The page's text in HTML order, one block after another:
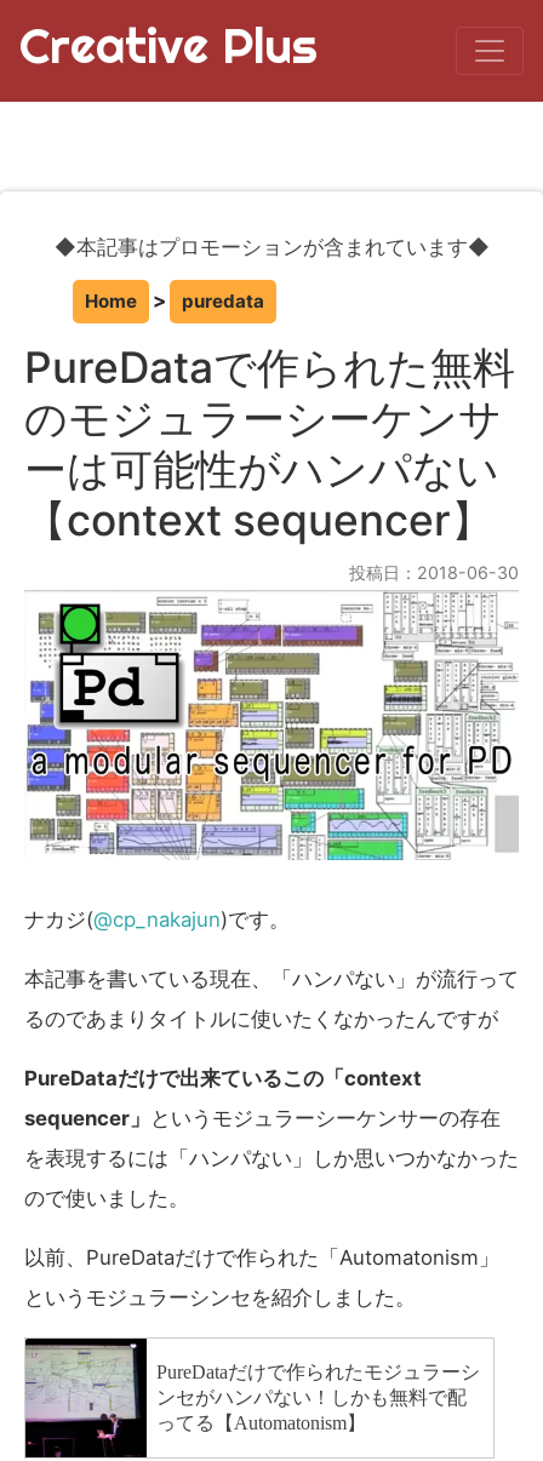
Creative Plus
◆本記事はプロモーションが含まれています◆
Home puredata
PureDataで作られた無料
のモジュラーシーケンサ
ーは可能性がハンパない
【context sequencer】
投稿日：2018-06-30
ナカジ(@cp_nakajun)です。
本記事を書いている現在、「ハンパない」が流行って
るのであまりタイトルに使いたくなかったんですが
PureDataだけで出来ているこの「context
sequencer」 というモジュラーシーケンサーの存在
を表現するには「ハンパない」しか思いつかなかった
ので使いました。
以前、PureDataだけで作られた「Automatonism」
というモジュラーシンセを紹介しました。